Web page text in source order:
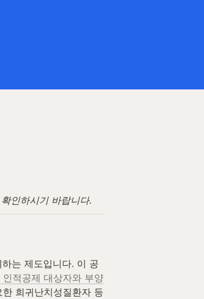
인하시기 바랍니다.
는 제도입니다. 이 공
인적공제 대상자와 부양
희귀난치성질환자 등